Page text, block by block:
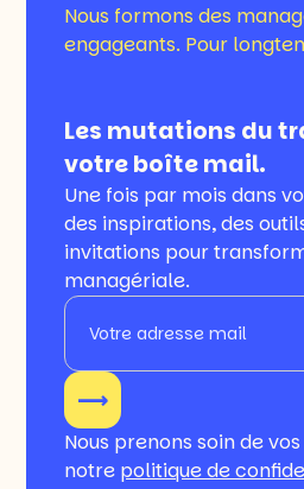
Nous formons des
engageants. Pour
Les mutations du
votre boîte mail.
Une fois par mois dans
des inspirations, des
invitations pour
managériale.
Nous prenons soin de
notre politique de